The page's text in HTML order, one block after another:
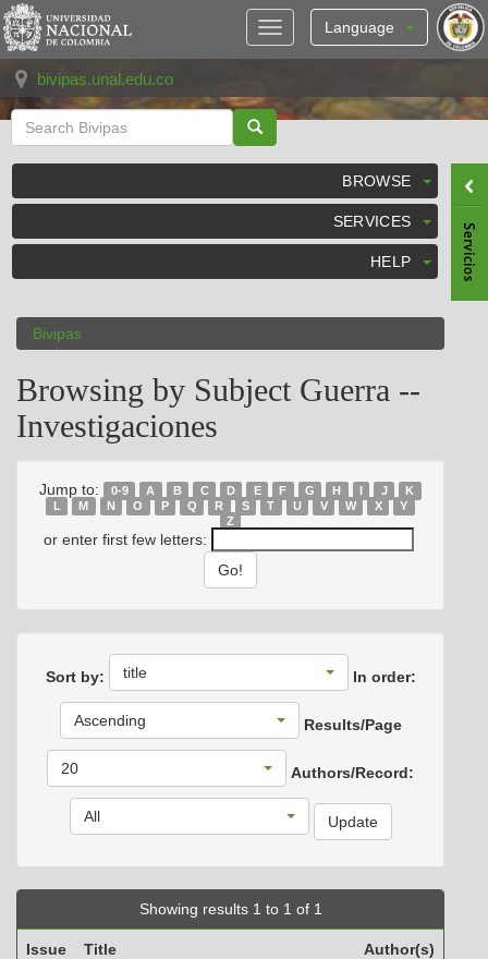
Skip
navigation
Language
bivipas.unal.edu.co
BROWSE
SERVICES
HELP
Bivipas
Browsing by Subject Guerra --
Investigaciones
Jump to: 0-9 A B C D E F G H I J
K
L
M N O P Q R S T U V W X
Y
Z
or enter first few letters:
Sort by: title In order:
Ascending Results/Page
20 Authors/Record:
All
Showing results 1 to 1 of 1
Issue
Title Author(s)